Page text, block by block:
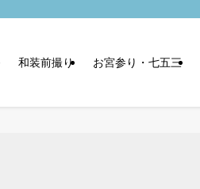
和装前撮り お宮参り・七五三